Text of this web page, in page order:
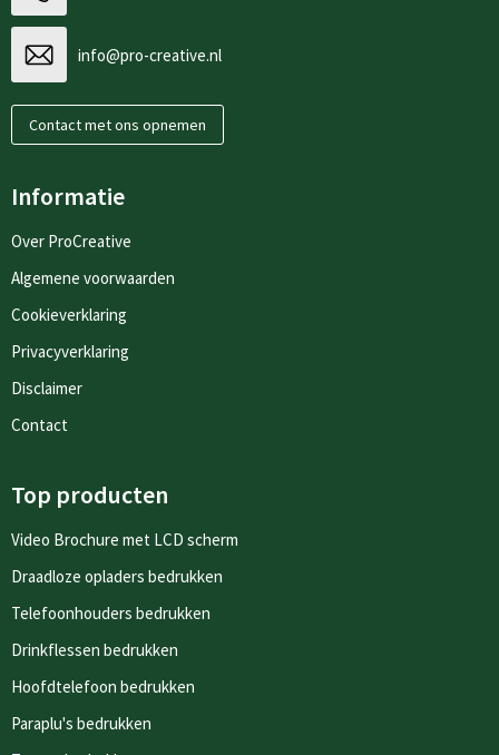
info@pro-creative.nl
Contact met ons opnemen
Informatie
Over ProCreative
Algemene voorwaarden
Cookieverklaring
Privacyverklaring
Disclaimer
Contact
Top producten
Video Brochure met LCD scherm
Draadloze opladers bedrukken
Telefoonhouders bedrukken
Drinkflessen bedrukken
Hoofdtelefoon bedrukken
Paraplu's bedrukken